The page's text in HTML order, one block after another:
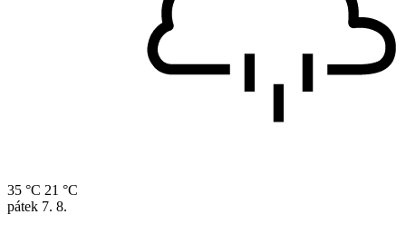
35 °C 21 °C
pátek 7. 8.